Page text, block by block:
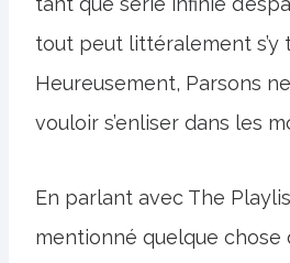
tout peut littéralement s’y
Heureusement, Parsons
vouloir s’enliser dans les
En parlant avec The
mentionné quelque